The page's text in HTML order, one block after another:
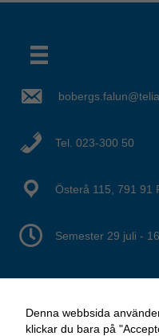
Tel. 023-300 50
Österå 115, 791 91
Semester 29 juli -
Granska
Denna webbsida
klickar du bara på